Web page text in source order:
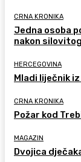
CRNA KRONIKA
Jedna osoba
nakon
HERCEGOVINA
Mladi liječnik
CRNA KRONIKA
Požar kod
MAGAZIN
Dvojica